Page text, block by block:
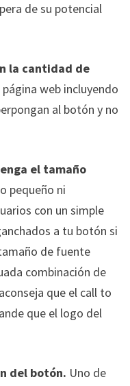
de su potencial
la cantidad de
web incluyendo
al botón y no
el tamaño
pequeño ni
con un simple
a tu botón si
de fuente
combinación de
que el call to
que el logo del
del botón. Uno de